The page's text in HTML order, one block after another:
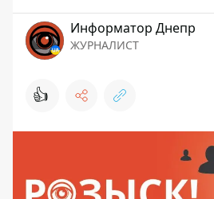
Информатор Днепр
ЖУРНАЛИСТ
👍